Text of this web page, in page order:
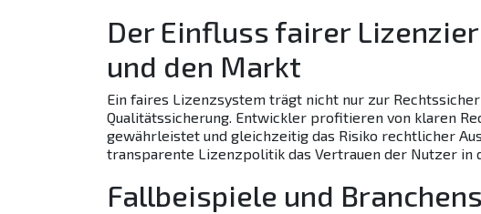
Der Einfluss fairer
und den Markt
Ein faires Lizenzsystem trägt nicht nur zur
Qualitätssicherung. Entwickler profitieren von klaren
gewährleistet und gleichzeitig das Risiko rechtlicher
transparente Lizenzpolitik das Vertrauen der Nutzer in
Fallbeispiele und